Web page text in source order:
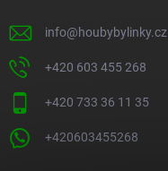
info@houbybylinky.cz
+420 603 455 268
+420 733 36 11 35
+420603455268